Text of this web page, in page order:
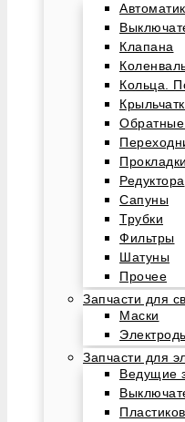
Клапана
Кольца.
Обратные
Прокладки
Редуктора
Сапуны
Трубки
Фильтры
Шатуны
Прочее
Запчасти для
Маски
Запчасти для
Ведущие